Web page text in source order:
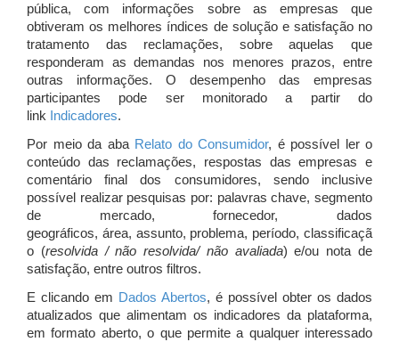
pública, com informações sobre as empresas que
obtiveram os melhores índices de solução e satisfação no
tratamento das reclamações, sobre aquelas que
responderam as demandas nos menores prazos, entre
outras informações. O desempenho das empresas
participantes pode ser monitorado a partir do
link Indicadores.
Por meio da aba Relato do Consumidor, é possível ler o
conteúdo das reclamações, respostas das empresas e
comentário final dos consumidores, sendo inclusive
possível realizar pesquisas por: palavras chave, segmento
de mercado, fornecedor, dados
geográficos, área, assunto, problema, período, classificaçã
o (resolvida / não resolvida/ não avaliada) e/ou nota de
satisfação, entre outros filtros.
E clicando em Dados Abertos, é possível obter os dados
atualizados que alimentam os indicadores da plataforma,
em formato aberto, o que permite a qualquer interessado